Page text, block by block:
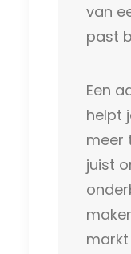
van
past
Een
helpt
meer
juist